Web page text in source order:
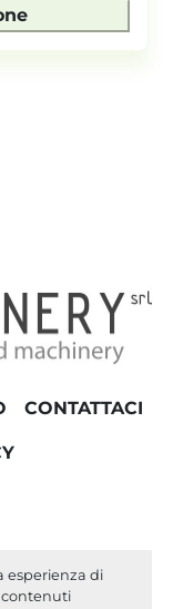
esperienza di
contenuti
CONTATTACI